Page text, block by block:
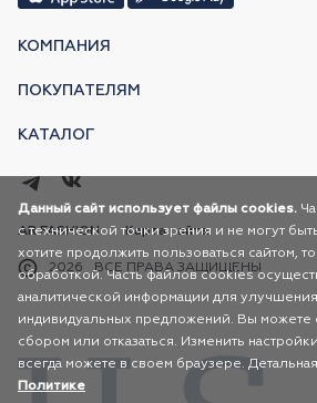
КОМПАНИЯ
ПОКУПАТЕЛЯМ
КАТАЛОГ
2026 ВСЕ ПРАВА ЗАЩИЩЕНЫ
AR FASHION Карта сайта
Данный сайт использует файлы cookies.
с технической точки зрения и не могут
хотите продолжить пользоваться сайтом,
обработкой. Часть файлов cookies
аналитической информации для
индивидуальных предложений. Вы можете
сбором или отказаться. Изменить
всегда можете в своем браузере.
Политике